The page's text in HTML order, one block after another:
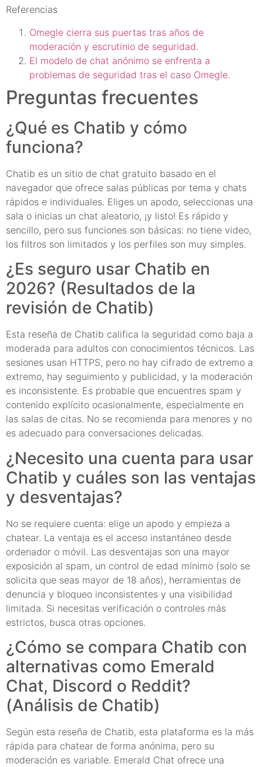
Referencias
Omegle cierra sus puertas tras años de
moderación y escrutinio de seguridad.
El modelo de chat anónimo se enfrenta a
problemas de seguridad tras el caso Omegle.
Preguntas frecuentes
¿Qué es Chatib y cómo
funciona?
Chatib es un sitio de chat gratuito basado en el
navegador que ofrece salas públicas por tema y chats
rápidos e individuales. Eliges un apodo, seleccionas una
sala o inicias un chat aleatorio, ¡y listo! Es rápido y
sencillo, pero sus funciones son básicas: no tiene video,
los filtros son limitados y los perfiles son muy simples.
¿Es seguro usar Chatib en
2026? (Resultados de la
revisión de Chatib)
Esta reseña de Chatib califica la seguridad como baja a
moderada para adultos con conocimientos técnicos. Las
sesiones usan HTTPS, pero no hay cifrado de extremo a
extremo, hay seguimiento y publicidad, y la moderación
es inconsistente. Es probable que encuentres spam y
contenido explícito ocasionalmente, especialmente en
las salas de citas. No se recomienda para menores y no
es adecuado para conversaciones delicadas.
¿Necesito una cuenta para usar
Chatib y cuáles son las ventajas
y desventajas?
No se requiere cuenta: elige un apodo y empieza a
chatear. La ventaja es el acceso instantáneo desde
ordenador o móvil. Las desventajas son una mayor
exposición al spam, un control de edad mínimo (solo se
solicita que seas mayor de 18 años), herramientas de
denuncia y bloqueo inconsistentes y una visibilidad
limitada. Si necesitas verificación o controles más
estrictos, busca otras opciones.
¿Cómo se compara Chatib con
alternativas como Emerald
Chat, Discord o Reddit?
(Análisis de Chatib)
Según esta reseña de Chatib, esta plataforma es la más
rápida para chatear de forma anónima, pero su
moderación es variable. Emerald Chat ofrece una